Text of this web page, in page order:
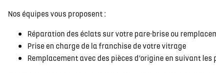
Nos équipes vous proposent :
Réparation des éclats sur votre pare-brise ou
Prise en charge de la franchise de votre vitrage
Remplacement avec des pièces d’origine en suivant